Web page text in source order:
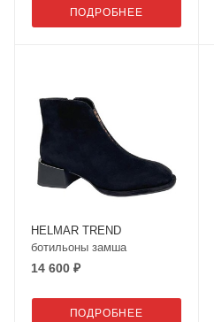
ПОДРОБНЕЕ
HELMAR TREND
ботильоны замша
14 600 ₽
ПОДРОБНЕЕ